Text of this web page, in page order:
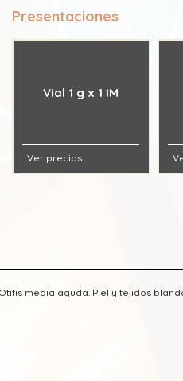
Presentaciones
Vial 1 g x 1 IM
Ver precios
media aguda. Piel y tejidos